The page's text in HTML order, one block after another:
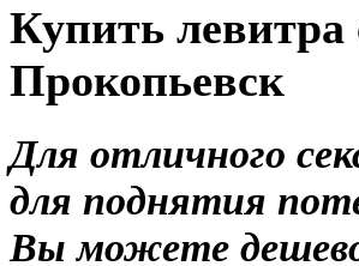
Купить левитра
Прокопьевск
Для отличного
для поднятия
Вы можете дешево